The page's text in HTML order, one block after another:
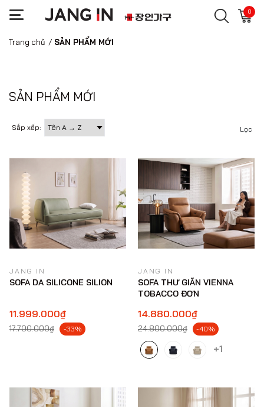
0
Trang chủ / SẢN PHẨM MỚI
SẢN PHẨM MỚI
Sắp xếp: Lọc
JANG IN
SOFA DA SILICONE SILION
11.999.000₫
17.700.000₫ -33%
JANG IN
SOFA THƯ GIÃN VIENNA
TOBACCO ĐƠN
14.880.000₫
24.800.000₫ -40%
+1